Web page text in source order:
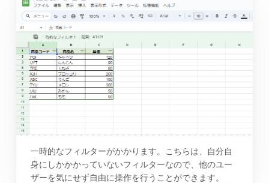
一時的なフィルターがかかります。こちらは、自分自
身にしかかかっていないフィルターなので、他のユー
ザーを気にせず自由に操作を行うことができます。